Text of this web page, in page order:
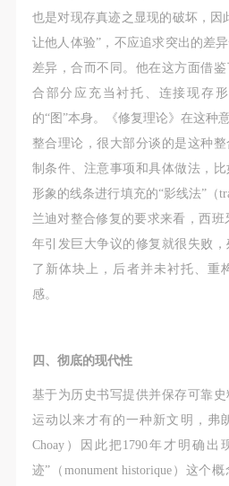
也是对现存真迹之显现的破坏，因
让他人体验”，不应追求突出的差
差异，合而不同。他在这方面借
合部分应充当衬托、连接现存
的“图”本身。《修复理论》在这种
整合理论，很大部分谈的是这种
制条件、注意事项和具体做法，
形象的线条进行填充的“影线法”（
兰迪对整合修复的要求来看，西班
年引发巨大争议的修复就很失败
了新体块上，后者并未衬托、重
感。
四、彻底的现代性
基于为历史书写提供并保存可靠
运动以来才有的一种新文明，弗
Choay）因此把1790年才明确
迹”（monument historique）这个